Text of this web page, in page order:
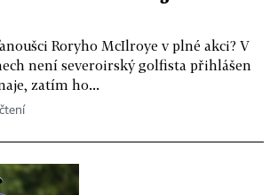
Roryho McIlroye v plné akci? V
není severoirský golfista přihlášen
zatím ho...